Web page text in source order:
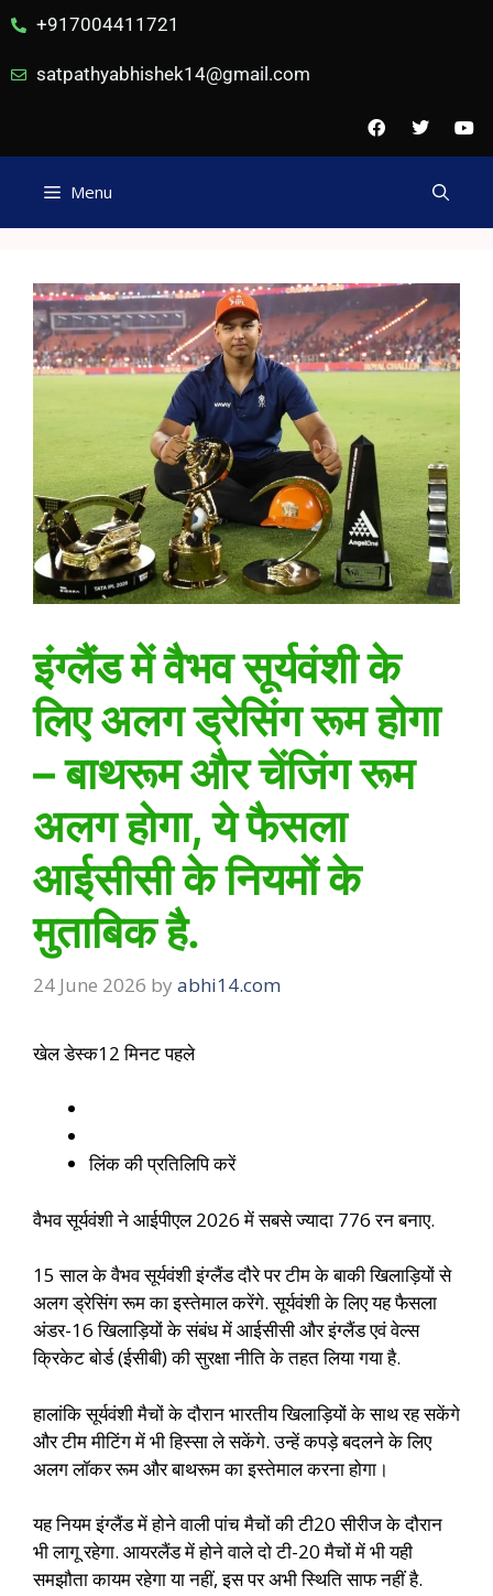
+917004411721
satpathyabhishek14@gmail.com
Menu
इंग्लैंड में वैभव सूर्यवंशी के
लिए अलग ड्रेसिंग रूम होगा
– बाथरूम और चेंजिंग रूम
अलग होगा, ये फैसला
आईसीसी के नियमों के
मुताबिक है.
24 June 2026 by abhi14.com
खेल डेस्क12 मिनट पहले
लिंक की प्रतिलिपि करें
वैभव सूर्यवंशी ने आईपीएल 2026 में सबसे ज्यादा 776 रन बनाए.
15 साल के वैभव सूर्यवंशी इंग्लैंड दौरे पर टीम के बाकी खिलाड़ियों से
अलग ड्रेसिंग रूम का इस्तेमाल करेंगे. सूर्यवंशी के लिए यह फैसला
अंडर-16 खिलाड़ियों के संबंध में आईसीसी और इंग्लैंड एवं वेल्स
क्रिकेट बोर्ड (ईसीबी) की सुरक्षा नीति के तहत लिया गया है.
हालांकि सूर्यवंशी मैचों के दौरान भारतीय खिलाड़ियों के साथ रह सकेंगे
और टीम मीटिंग में भी हिस्सा ले सकेंगे. उन्हें कपड़े बदलने के लिए
अलग लॉकर रूम और बाथरूम का इस्तेमाल करना होगा।
यह नियम इंग्लैंड में होने वाली पांच मैचों की टी20 सीरीज के दौरान
भी लागू रहेगा. आयरलैंड में होने वाले दो टी-20 मैचों में भी यही
समझौता कायम रहेगा या नहीं, इस पर अभी स्थिति साफ नहीं है.